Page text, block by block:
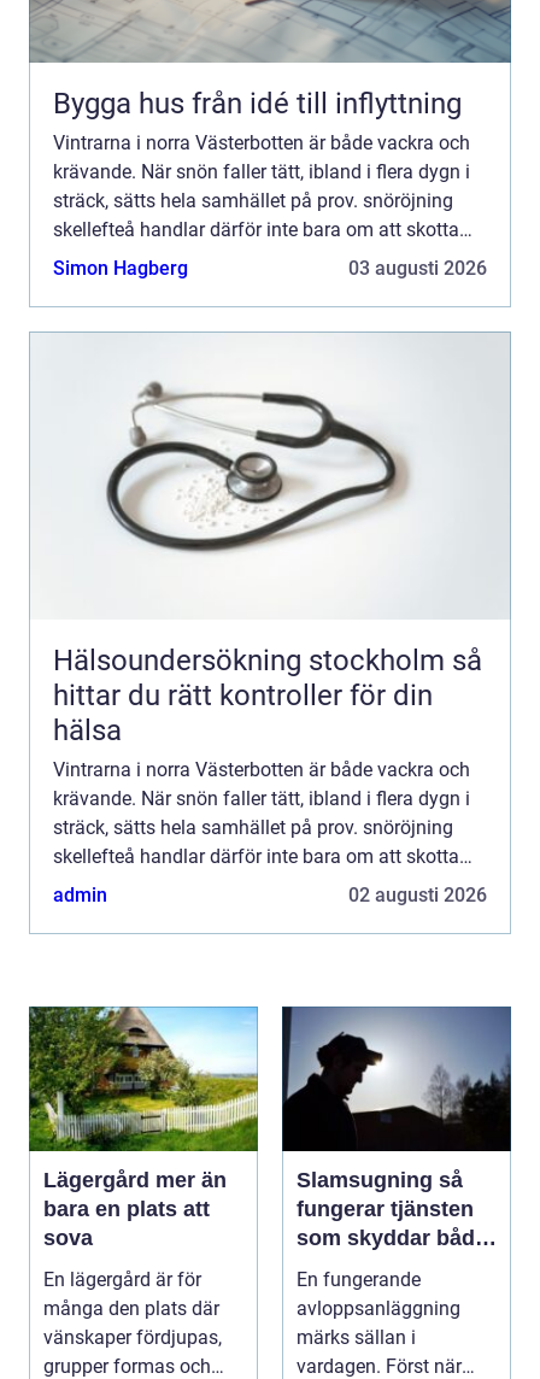
Bygga hus från idé till inflyttning
Vintrarna i norra Västerbotten är både vackra och
krävande. När snön faller tätt, ibland i flera dygn i
sträck, sätts hela samhället på prov. snöröjning
skellefteå handlar därför inte bara om att skotta
uppfarter och sanda trottoarer. Det är en fråga...
Simon Hagberg 03 augusti 2026
Hälsoundersökning stockholm så
hittar du rätt kontroller för din
hälsa
Vintrarna i norra Västerbotten är både vackra och
krävande. När snön faller tätt, ibland i flera dygn i
sträck, sätts hela samhället på prov. snöröjning
skellefteå handlar därför inte bara om att skotta
uppfarter och sanda trottoarer. Det är en fråga...
admin 02 augusti 2026
Lägergård mer än
bara en plats att
sova
En lägergård är för
många den plats där
vänskaper fördjupas,
grupper formas och
Slamsugning så
fungerar tjänsten
som skyddar både
hus och miljö
En fungerande
avloppsanläggning
märks sällan i
vardagen. Först när